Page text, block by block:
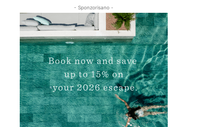
- Sponzorisano -